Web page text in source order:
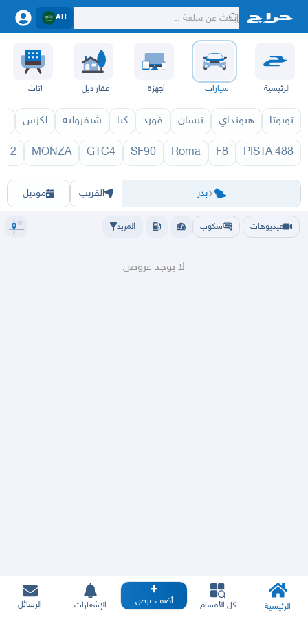
AR
الرئيسية سيارات أجهزة عقار ديل اثاث
تويوتا هيونداي نيسان فورد كيا شيفروليه لكزس
488 PISTA
F8
Roma
SF90
GTC4
MONZA
بدر
الرياض مكهينبع الحناكية خيبر مهد الذهب
القريب موديل
فيراري 2027 فيراري
فيديوهات سكوب المزيد
لا يوجد عروض
الرئيسية كل الأقسام أضف عرض الإشعارات الرسائل